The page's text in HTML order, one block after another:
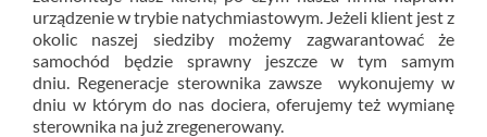
urządzenie w trybie natychmiastowym. Jeżeli klient jest z
okolic naszej siedziby możemy zagwarantować że
samochód będzie sprawny jeszcze w tym samym
dniu. Regeneracje sterownika zawsze wykonujemy w
dniu w którym do nas dociera, oferujemy też wymianę
sterownika na już zregenerowany.